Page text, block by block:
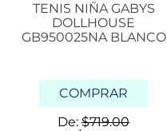
TENIS NIÑA GABYS
DOLLHOUSE
GB950025NA BLANCO
COMPRAR
De: $719.00